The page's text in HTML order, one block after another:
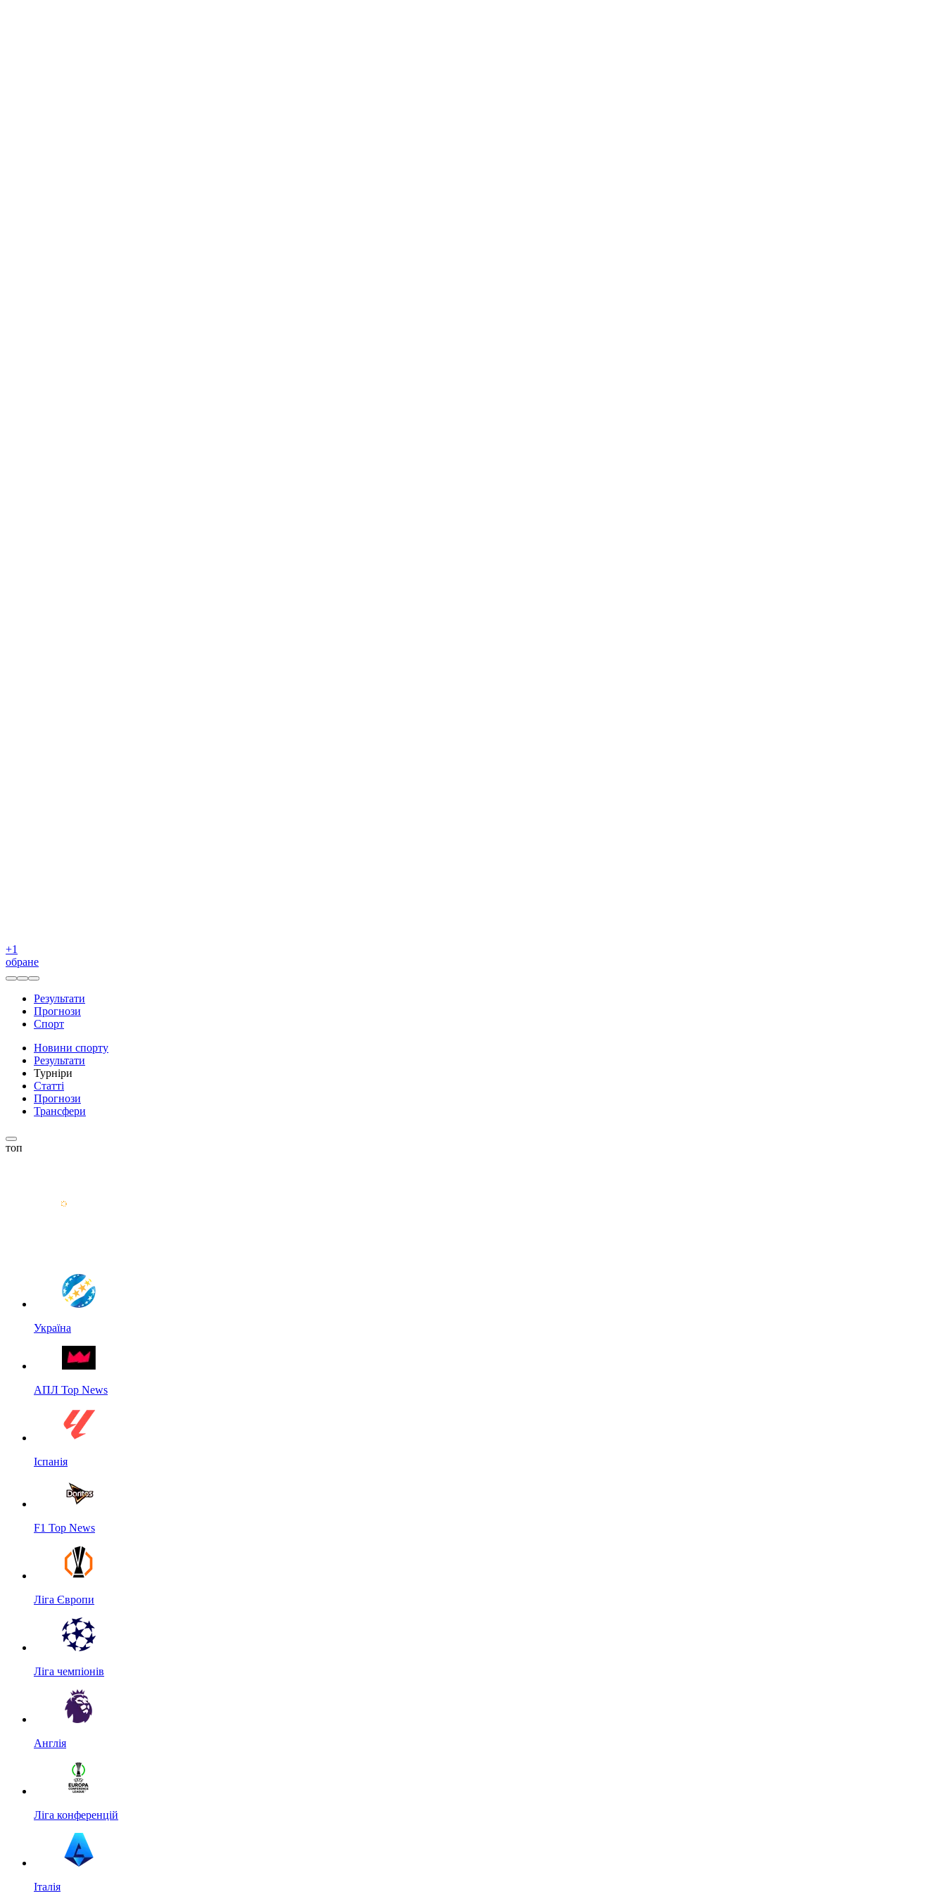
+1
обране
Результати
Прогнози
Спорт
Новини спорту
Результати
Турніри
Статті
Прогнози
Трансфери
топ
Україна
АПЛ Top News
Іспанія
F1 Top News
Ліга Європи
Ліга чемпіонів
Англія
Ліга конференцій
Італія